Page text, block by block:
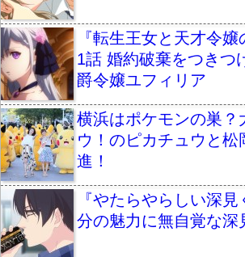
『転生王女と天才令
1話 婚約破棄をつきつ
爵令嬢ユフィリア
横浜はポケモンの巣？
ウ！のピカチュウと松
進！
『やたらやらしい深
分の魅力に無自覚な深